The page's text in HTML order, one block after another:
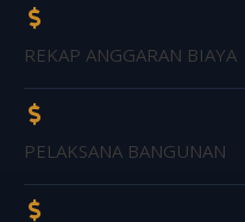
REKAP ANGGARAN BIAYA
PELAKSANA BANGUNAN